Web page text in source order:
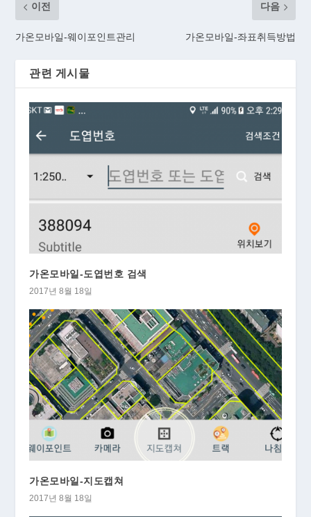
이전
가온모바일-웨이포인트관리
다음
가온모바일-좌표취득방법
관련 게시물
가온모바일-도엽번호 검색
2017년 8월 18일
가온모바일-지도캡쳐
2017년 8월 18일